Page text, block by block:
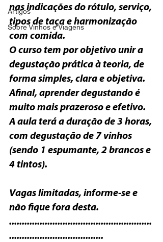
Artigos
Sobre Vinhos e Viagens
nas indicações do rótulo, serviço,
tipos de taça e harmonização
O curso tem por objetivo unir a
degustação prática à teoria, de
forma simples, clara e objetiva.
Afinal, aprender degustando é
A aula terá a duração de 3 horas,
com degustação de 7 vinhos
(sendo 1 espumante, 2 brancos e
4 tintos).
Vagas limitadas, informe-se e
não fique fora desta.
........................................................
.....................................